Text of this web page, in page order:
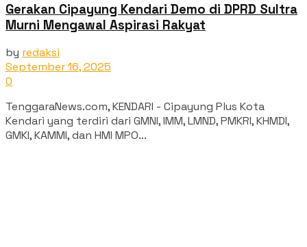
Gerakan Cipayung Kendari Demo di DPRD Sultra
Murni Mengawal Aspirasi Rakyat
by redaksi
September 16, 2025
0
‎TenggaraNews.com, KENDARI - Cipayung Plus Kota
Kendari yang terdiri dari GMNI, IMM, LMND, PMKRI, KHMDI,
GMKI, KAMMI, dan HMI MPO...